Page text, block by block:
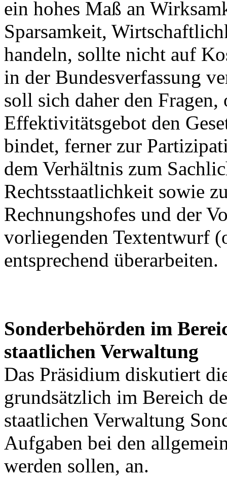
ein hohes Maß an
Sparsamkeit,
handeln, sollte nicht auf
in der Bundesverfassung
soll sich daher den
Effektivitätsgebot den
bindet, ferner zur
dem Verhältnis zum
Rechtsstaatlichkeit sowie
Rechnungshofes und der
vorliegenden Textentwurf
entsprechend überarbeiten.
Sonderbehörden im
staatlichen Verwaltung
Das Präsidium diskutiert
grundsätzlich im Bereich
staatlichen Verwaltung
Aufgaben bei den
werden sollen, an.